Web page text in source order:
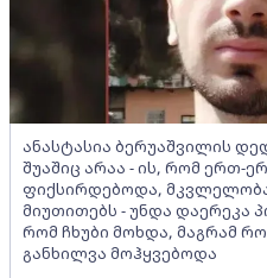
ანასტასია ბერუაშვილის
შუაშიც არაა - ის, რომ ერთ-
ფიქსირდებოდა,
მიუთითებს - უნდა დაერეკა
რომ ჩხუბი მოხდა, მაგრამ
განხილვა მოჰყვებოდა